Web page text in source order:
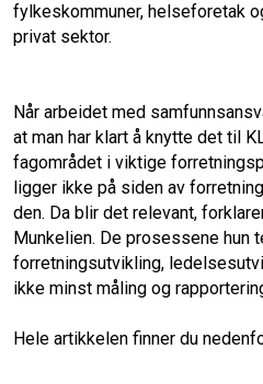
e
o
o
k
n i k
d
I
n
fylkeskommuner, helseforetak
privat sektor.
Når arbeidet med
at man har klart å knytte det til
fagområdet i viktige
ligger ikke på siden av
den. Da blir det relevant,
Munkelien. De prosessene hun
forretningsutvikling,
ikke minst måling og
Hele artikkelen finner du